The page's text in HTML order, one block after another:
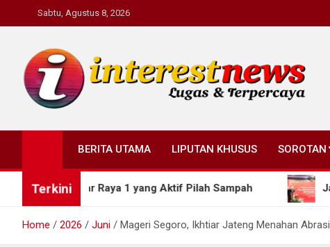
to
Sabtu, Agustus 8, 2026
Interestnews.or.id
BERITA UTAMA LIPUTAN KHUSUS SOROTAN
Terkini
Raya 1 yang Aktif Pilah Sampah Jateng Capai
Home 2026 Juni Mageri Segoro, Ikhtiar Jateng Menahan